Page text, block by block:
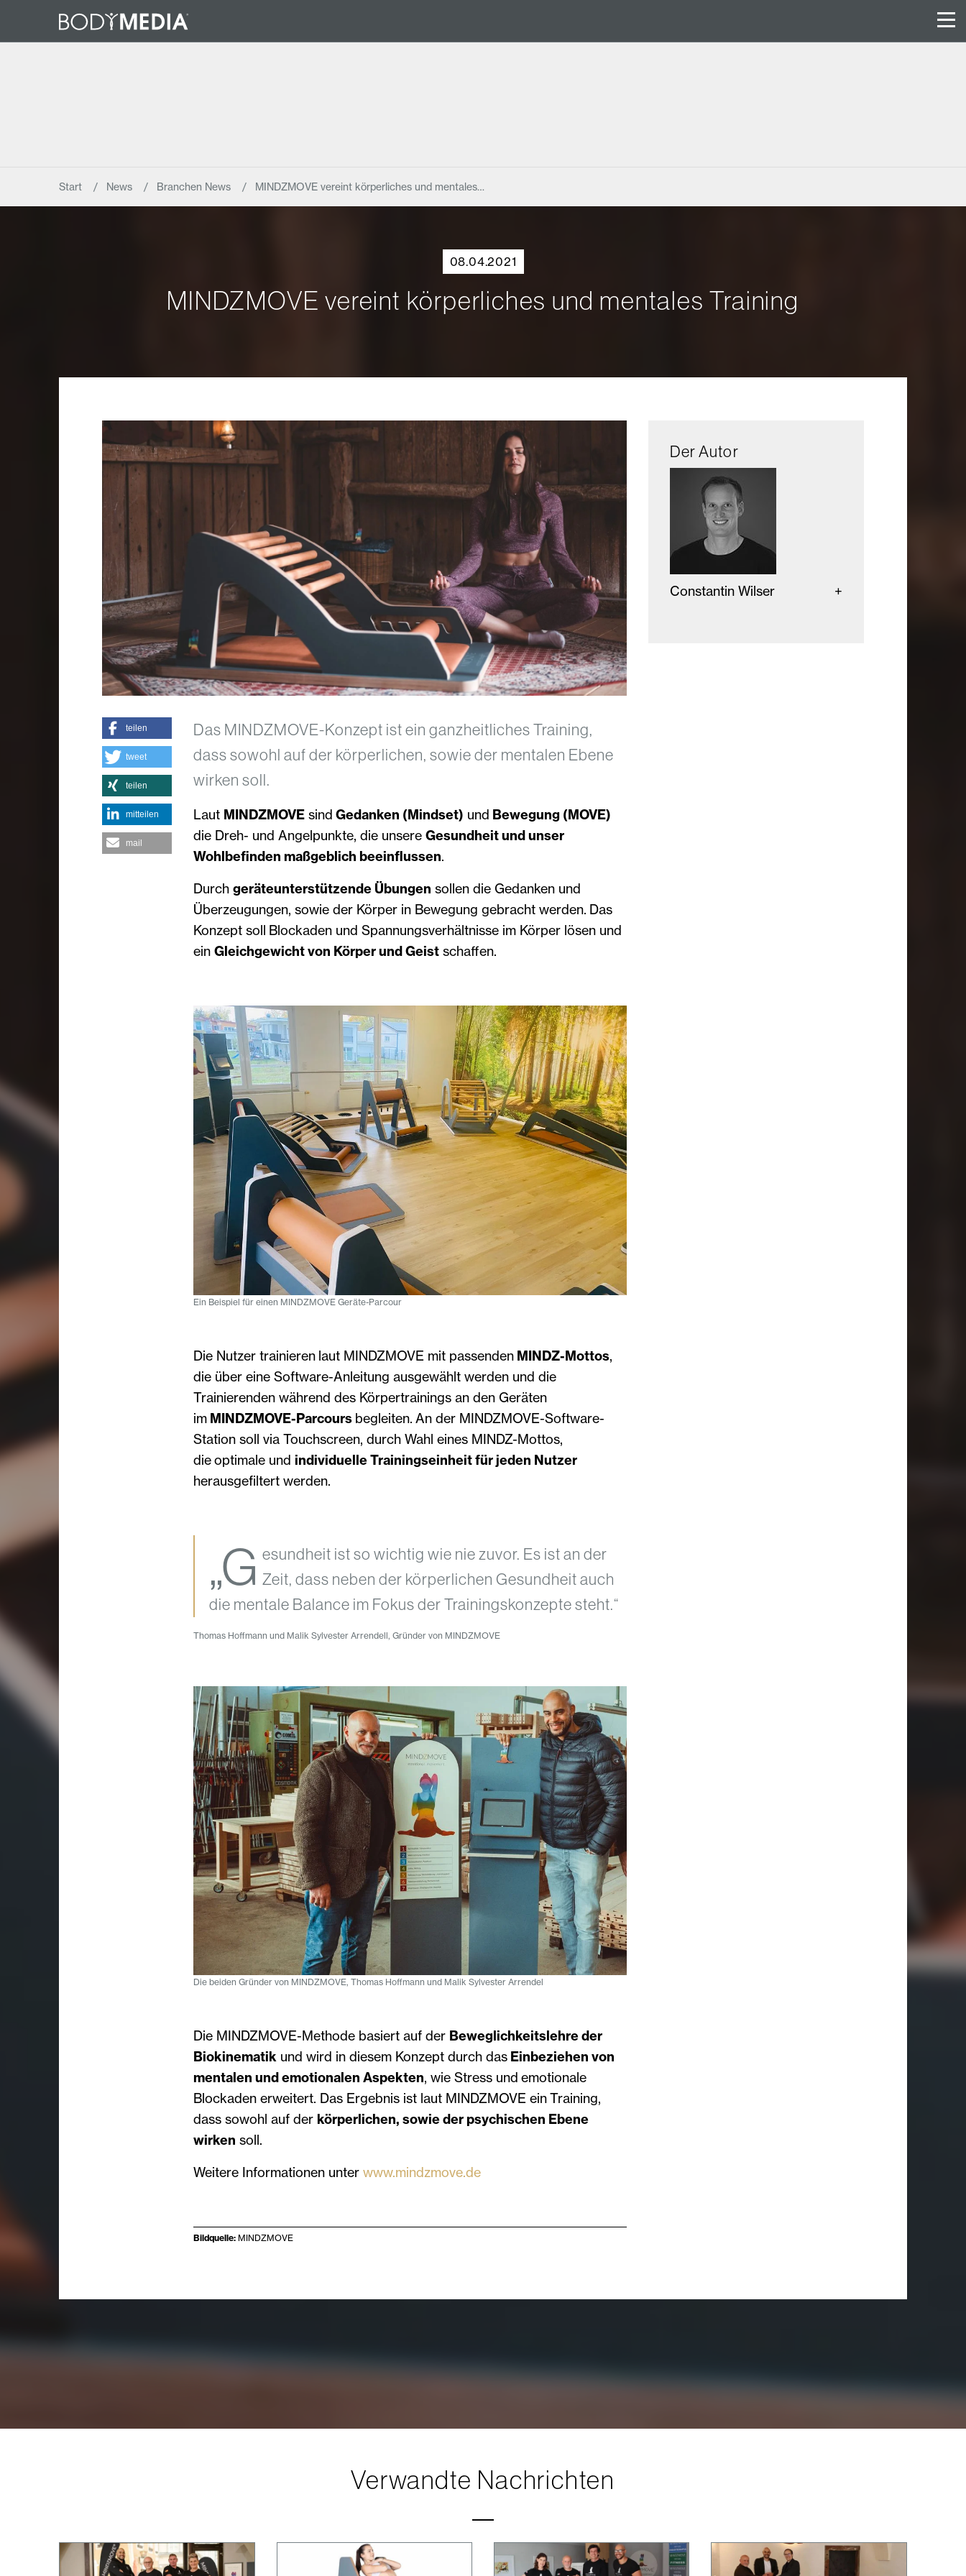
Start News Branchen News MINDZMOVE vereint körperliches und mentales…
08.04.2021
MINDZMOVE vereint körperliches und mentales Training
Das MINDZMOVE-Konzept ist ein ganzheitliches Training,
dass sowohl auf der körperlichen, sowie der mentalen Ebene
wirken soll.
Laut MINDZMOVEsind Gedanken (Mindset) und Bewegung (MOVE)
die Dreh- und Angelpunkte, die unsere Gesundheit und unser
Wohlbefinden maßgeblich beeinflussen.
Durch geräteunterstützende Übungen sollen die Gedanken und
Überzeugungen, sowie der Körper in Bewegung gebracht werden. Das
Konzept soll Blockaden und Spannungsverhältnisse im Körper lösen und
ein Gleichgewicht von Körper und Geistschaffen.
Ein Beispiel für einen MINDZMOVE Geräte-Parcour
Die Nutzer trainieren laut MINDZMOVE mit passenden MINDZ-Mottos,
die über eine Software-Anleitung ausgewählt werden und die
Trainierenden während des Körpertrainings an den Geräten
im MINDZMOVE-Parcoursbegleiten. An der MINDZMOVE-Software-
Station soll via Touchscreen, durch Wahl eines MINDZ-Mottos,
die optimale und individuelle Trainingseinheit für jeden Nutzer
herausgefiltert werden.
„G esundheit ist so wichtig wie nie zuvor. Es ist an der
Zeit, dass neben der körperlichen Gesundheit auch
die mentale Balance im Fokus der Trainingskonzepte steht.“
Thomas Hoffmann und Malik Sylvester Arrendell, Gründer von MINDZMOVE
Die beiden Gründer von MINDZMOVE, Thomas Hoffmann und Malik Sylvester Arrendel
Die MINDZMOVE-Methode basiert auf der Beweglichkeitslehre der
Biokinematikund wird in diesem Konzept durch dasEinbeziehen von
mentalen und emotionalen Aspekten, wie Stress und emotionale
Blockaden erweitert. Das Ergebnis ist laut MINDZMOVE ein Training,
dass sowohl auf der körperlichen, sowie der psychischen Ebene
wirken soll.
Weitere Informationen unter www.mindzmove.de
Bildquelle: MINDZMOVE
teilen
tweet
teilen
mitteilen
mail
Der Autor
Constantin Wilser
Verwandte Nachrichten